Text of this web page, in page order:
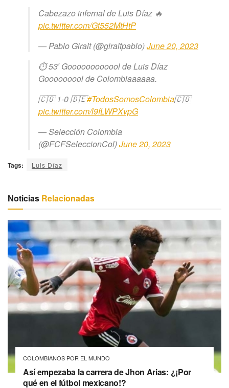
Cabezazo infernal de Luis Díaz 🔥
pic.twitter.com/Gt552MtHtP
— Pablo Giralt (@giraltpablo)June 20, 2023
⏱️ 53′ Goooooooooool de Luis Díaz
Gooooooool de Colombiaaaaaa.
🇨🇴 1-0 🇩🇪#TodosSomosColombia🇨🇴
pic.twitter.com/l9fLWPXvpG
— Selección Colombia
(@FCFSeleccionCol)June 20, 2023
Tags: Luis Díaz
Noticias Relacionadas
COLOMBIANOS POR EL MUNDO
Así empezaba la carrera de Jhon Arias: ¿¡Por
qué en el fútbol mexicano!?